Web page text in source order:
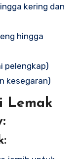
kering dan
hingga
pelengkap)
kesegaran)
Lemak